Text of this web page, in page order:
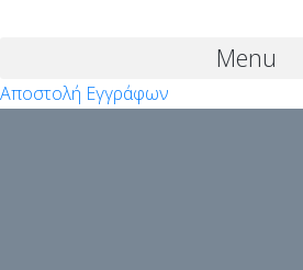
Menu
Αποστολή Εγγράφων